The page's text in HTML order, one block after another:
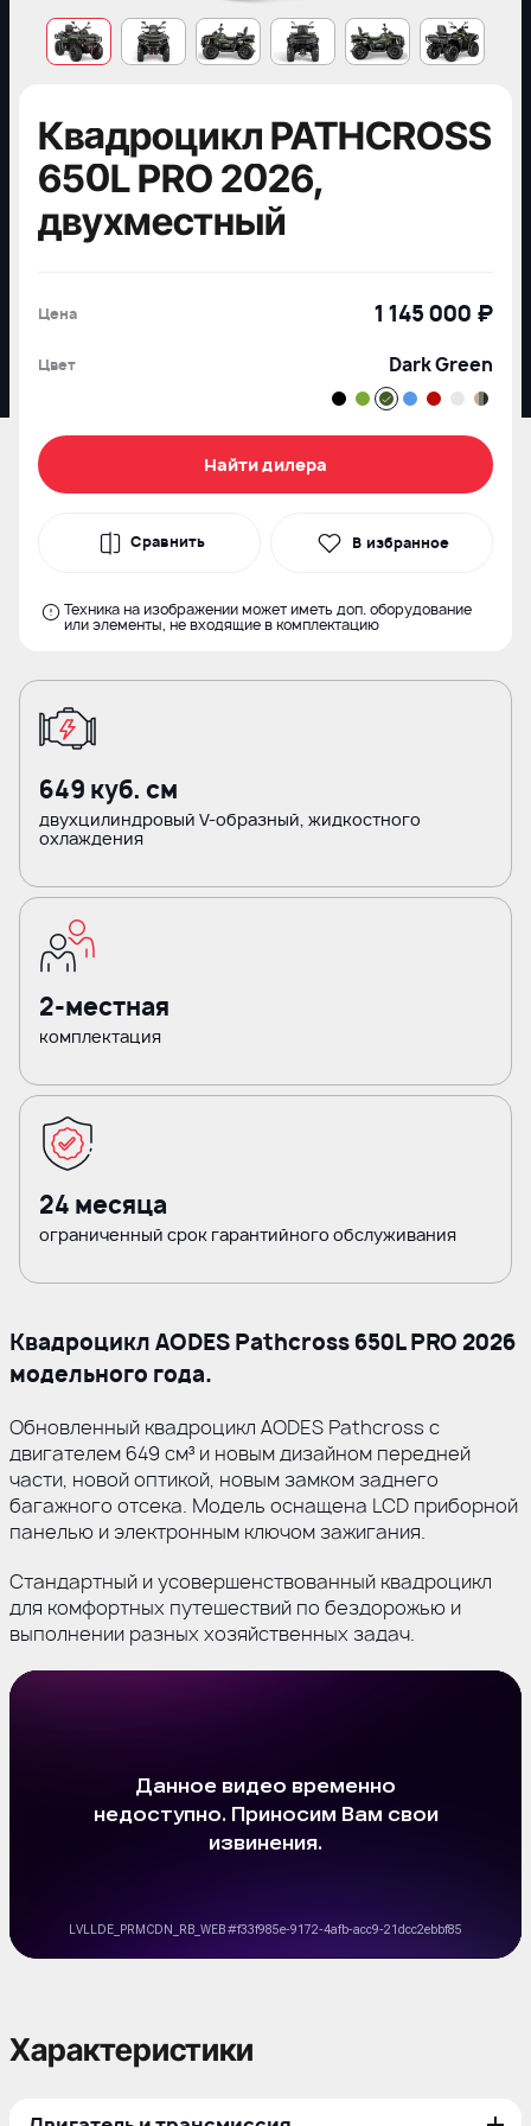
Квадроцикл PATHCROSS
650L PRO 2026,
двухместный
Цена 1 145 000 ₽
Цвет Dark Green
Найти дилера
Сравнить В избранное
Техника на изображении может иметь доп. оборудование
или элементы, не входящие в комплектацию
649 куб. см
двухцилиндровый V-образный, жидкостного
охлаждения
2-местная
комплектация
24 месяца
ограниченный срок гарантийного обслуживания
Квадроцикл AODES Pathcross 650L PRO 2026
модельного года.
Обновленный квадроцикл AODES Pathcross с
двигателем 649 см³ и новым дизайном передней
части, новой оптикой, новым замком заднего
багажного отсека. Модель оснащена LCD приборной
панелью и электронным ключом зажигания.
Стандартный и усовершенствованный квадроцикл
для комфортных путешествий по бездорожью и
выполнении разных хозяйственных задач.
Характеристики